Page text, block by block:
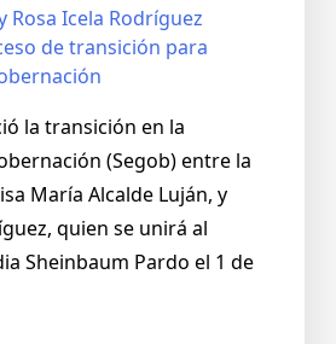
la transición en la
(Segob) entre la
María Alcalde Luján, y
quien se unirá al
Sheinbaum Pardo el 1 de